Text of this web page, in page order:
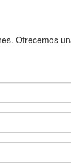
Ofrecemos